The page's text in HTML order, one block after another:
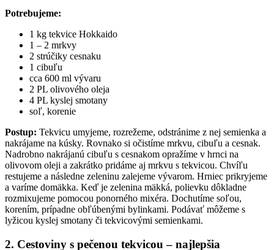
Potrebujeme:
1 kg tekvice Hokkaido
1 – 2 mrkvy
2 strúčiky cesnaku
1 cibuľu
cca 600 ml vývaru
2 PL olivového oleja
4 PL kyslej smotany
soľ, korenie
Postup: Tekvicu umyjeme, rozrežeme, odstránime z nej semienka a
nakrájame na kúsky. Rovnako si očistíme mrkvu, cibuľu a cesnak.
Nadrobno nakrájanú cibuľu s cesnakom opražíme v hrnci na
olivovom oleji a zakrátko pridáme aj mrkvu s tekvicou. Chvíľu
restujeme a následne zeleninu zalejeme vývarom. Hrniec prikryjeme
a varíme domäkka. Keď je zelenina mäkká, polievku dôkladne
rozmixujeme pomocou ponorného mixéra. Dochutíme soľou,
korením, prípadne obľúbenými bylinkami. Podávať môžeme s
lyžicou kyslej smotany či tekvicovými semienkami.
2. Cestoviny s pečenou tekvicou – najlepšia